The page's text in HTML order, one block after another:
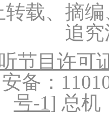
转载、摘
追
节目许可
备：
号-1] 总机